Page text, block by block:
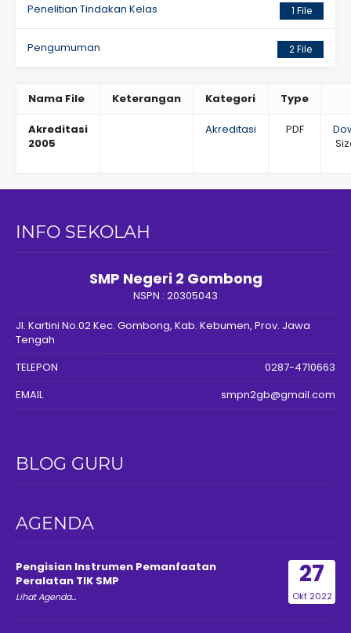
Penelitian Tindakan Kelas 1 File
Pengumuman 2 File
Nama File Keterangan Kategori Type
Akreditasi
2005
Akreditasi PDF
INFO SEKOLAH
SMP Negeri 2 Gombong
NSPN : 20305043
Jl. Kartini No.02 Kec. Gombong, Kab. Kebumen, Prov. Jawa
Tengah
TELEPON
0287-4710663
EMAIL
smpn2gb@gmail.com
BLOG GURU
AGENDA
27
Okt 2022
Pengisian Instrumen Pemanfaatan
Peralatan TIK SMP
Lihat Agenda...